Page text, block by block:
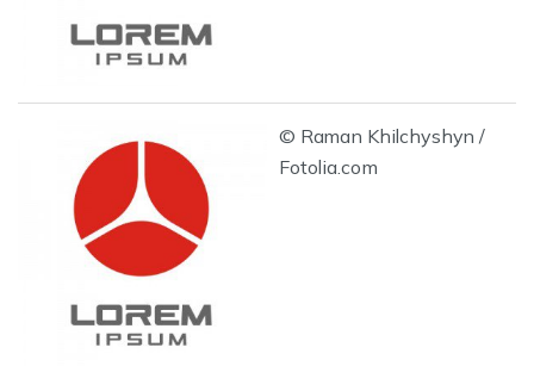
© Raman Khilchyshyn /
Fotolia.com